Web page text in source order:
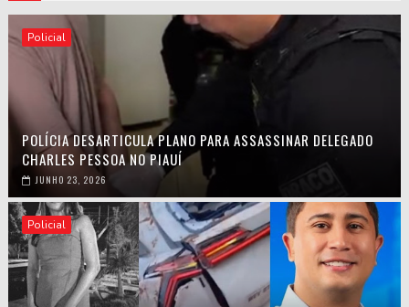
Policial
POLÍCIA DESARTICULA PLANO PARA ASSASSINAR DELEGADO
CHARLES PESSOA NO PIAUÍ
JUNHO 23, 2026
Policial